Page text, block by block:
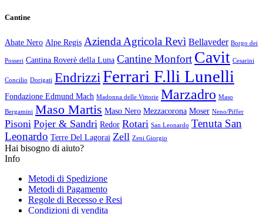
Cantine
Abate Nero Alpe Regis Azienda Agricola Revì Bellaveder Borgo dei
Posseri Cantina Roverè della Luna Cantine Monfort Cavit Cesarini
Concilio Dorigati EndrizziFerrari F.lli Lunelli
Fondazione Edmund Mach Madonna delle Vittorie Marzadro Maso
Bergamini Maso Martis Maso Nero Mezzacorona Moser Neno/Piffer
Pisoni Pojer & Sandri Redor Rotari San Leonardo Tenuta San
Leonardo Terre Del Lagorai Zell Zeni Giorgio
Hai bisogno di aiuto?
Info
Metodi di Spedizione
Metodi di Pagamento
Regole di Recesso e Resi
Condizioni di vendita